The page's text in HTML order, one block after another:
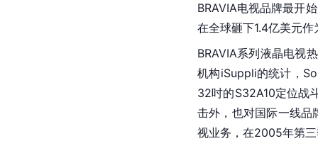
BRAVIA电视品牌最开
在全球砸下1.4亿美元作
BRAVIA系列液晶电视
机构iSuppli的统计，
32吋的S32A10定位战
击外，也对国际一线品
视业务，在2005年第